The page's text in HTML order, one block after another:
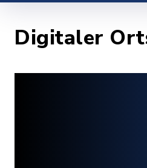
Digitaler